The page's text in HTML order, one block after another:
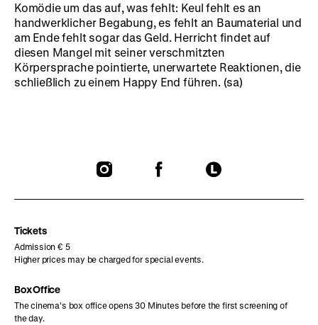
Komödie um das auf, was fehlt: Keul fehlt es an
handwerklicher Begabung, es fehlt an Baumaterial und
am Ende fehlt sogar das Geld. Herricht findet auf
diesen Mangel mit seiner verschmitzten
Körpersprache pointierte, unerwartete Reaktionen, die
schließlich zu einem Happy End führen. (sa)
To
To
To
Tickets
Admission € 5
Higher prices may be charged for special events.
Box Office
The cinema’s box office opens 30 Minutes before the first screening of
the day.